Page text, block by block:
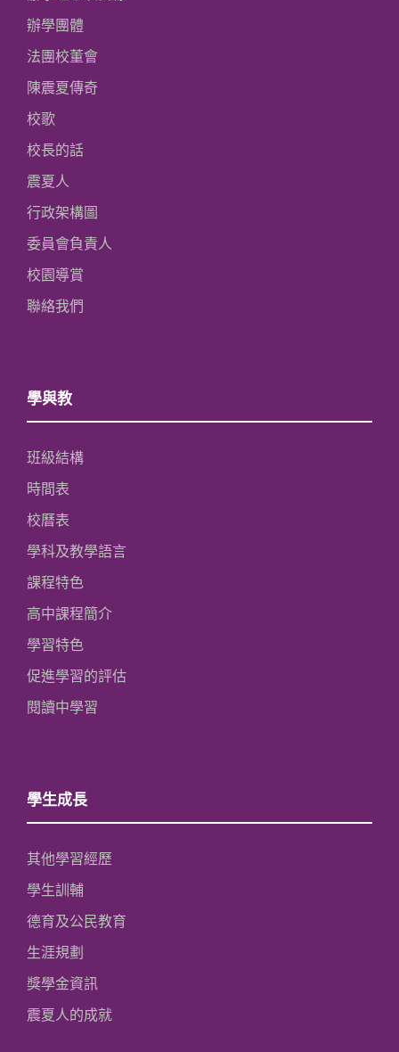
辦學團體
法團校董會
陳震夏傳奇
校歌
校長的話
震夏人
行政架構圖
委員會負責人
校園導賞
聯絡我們
學與教
班級結構
時間表
校曆表
學科及教學語言
課程特色
高中課程簡介
學習特色
促進學習的評估
閱讀中學習
學生成長
其他學習經歷
學生訓輔
德育及公民教育
生涯規劃
獎學金資訊
震夏人的成就